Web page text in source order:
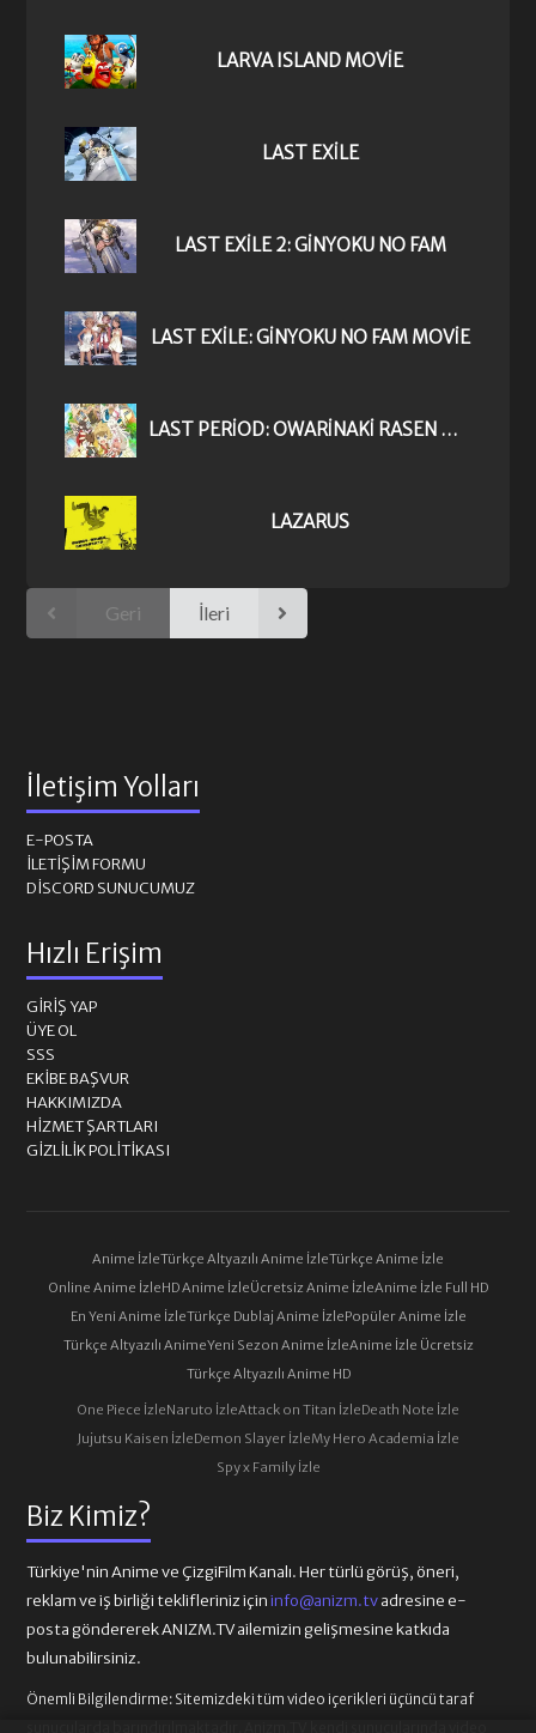
LARVA ISLAND MOVIE
LAST EXILE
LAST EXILE 2: GINYOKU NO FAM
LAST EXILE: GINYOKU NO FAM MOVIE
LAST PERIOD: OWARINAKI RASEN NO MONOGATARI
LAZARUS
Geri İleri
Biz Kimiz?
Türkiye'nin Anime ve ÇizgiFilm Kanalı. Her türlü görüş, öneri,
reklam ve iş birliği teklifleriniz içininfo@anizm.tvadresine e-
posta göndererek ANIZM.TV ailemizin gelişmesine katkıda
bulunabilirsiniz.
Önemli Bilgilendirme: Sitemizdeki tüm video içerikleri üçüncü taraf
İletişim Yolları
E-POSTA
İLETIŞIM FORMU
DISCORD SUNUCUMUZ
Hızlı Erişim
GIRIŞ YAP
ÜYE OL
SSS
EKIBE BAŞVUR
HAKKIMIZDA
HIZMET ŞARTLARI
GIZLILIK POLITIKASI
Anime İzleTürkçe Altyazılı Anime İzleTürkçe Anime İzle
Online Anime İzleHD Anime İzleÜcretsiz Anime İzleAnime İzle Full HD
En Yeni Anime İzleTürkçe Dublaj Anime İzlePopüler Anime İzle
Türkçe Altyazılı AnimeYeni Sezon Anime İzleAnime İzle Ücretsiz
Türkçe Altyazılı Anime HD
One Piece İzleNaruto İzleAttack on Titan İzleDeath Note İzle
Jujutsu Kaisen İzleDemon Slayer İzleMy Hero Academia İzle
Spy x Family İzle